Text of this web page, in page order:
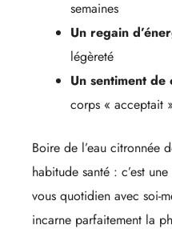
semaines
Un regain
légèreté
Un sentiment de
corps « acceptait
Boire de l’eau citronnée
habitude santé : c’est
vous quotidien avec soi-
incarne parfaitement la